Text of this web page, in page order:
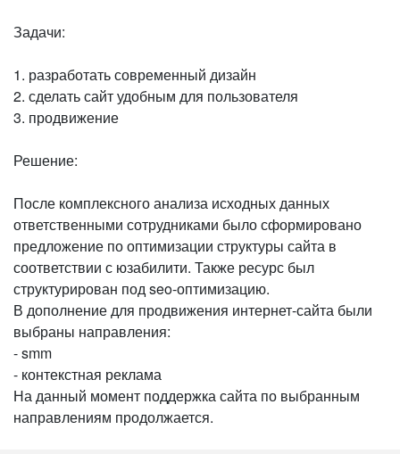
Задачи:
1. разработать современный дизайн
2. сделать сайт удобным для пользователя
3. продвижение
Решение:
После комплексного анализа исходных данных
ответственными сотрудниками было сформировано
предложение по оптимизации структуры сайта в
соответствии с юзабилити. Также ресурс был
структурирован под seo-оптимизацию.
В дополнение для продвижения интернет-сайта были
выбраны направления:
- smm
- контекстная реклама
На данный момент поддержка сайта по выбранным
направлениям продолжается.